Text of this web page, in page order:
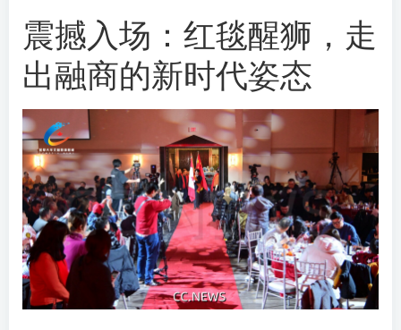
震撼入场：红毯醒狮，走
出融商的新时代姿态